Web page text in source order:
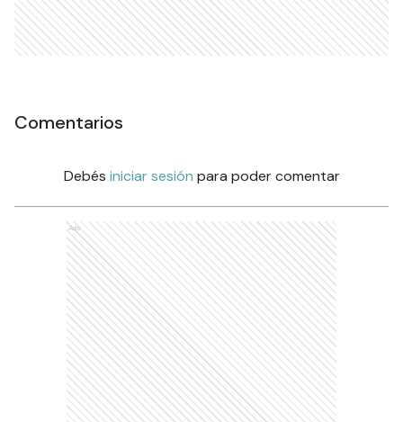
Comentarios
Debés iniciar sesión para poder comentar
Ads